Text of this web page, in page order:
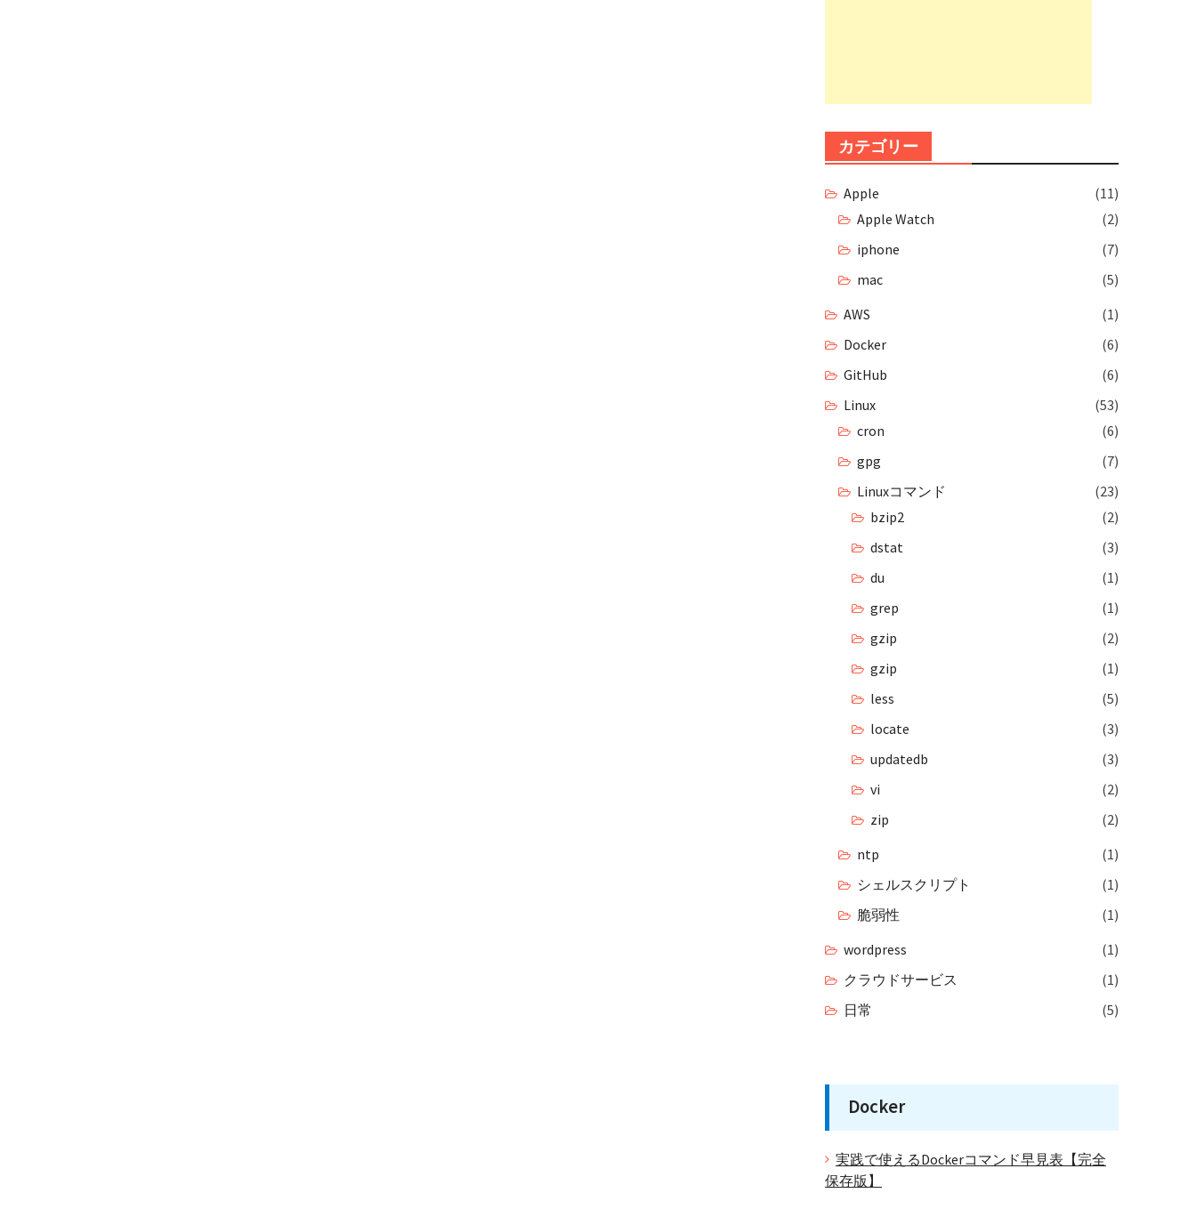
カテゴリー
Apple
(11)
Apple Watch
(2)
iphone
(7)
mac
(5)
AWS
(1)
Docker
(6)
GitHub
(6)
Linux
(53)
cron
(6)
gpg
(7)
Linuxコマンド
(23)
bzip2
(2)
dstat
(3)
du
(1)
grep
(1)
gzip
(2)
gzip
(1)
less
(5)
locate
(3)
updatedb
(3)
vi
(2)
zip
(2)
ntp
(1)
シェルスクリプト
(1)
脆弱性
(1)
wordpress
(1)
クラウドサービス
(1)
日常
(5)
Docker
実践で使えるDockerコマンド早見表【完全
保存版】